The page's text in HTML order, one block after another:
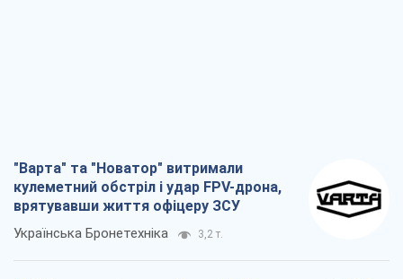
"Варта" та "Новатор" витримали
кулеметний обстріл і удар FPV-дрона,
врятувавши життя офіцеру ЗСУ
Українська Бронетехніка 3,2 т.